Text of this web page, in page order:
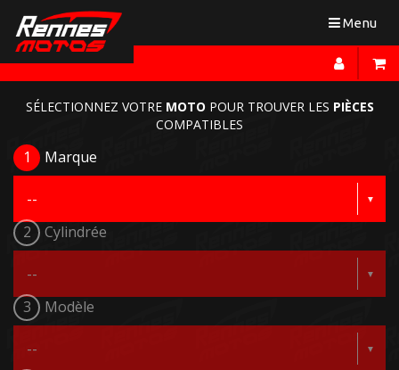
Toggle
Menu
SÉLECTIONNEZ VOTRE MOTO POUR TROUVER LES PIÈCES
COMPATIBLES
1 Marque
2 Cylindrée
3 Modèle